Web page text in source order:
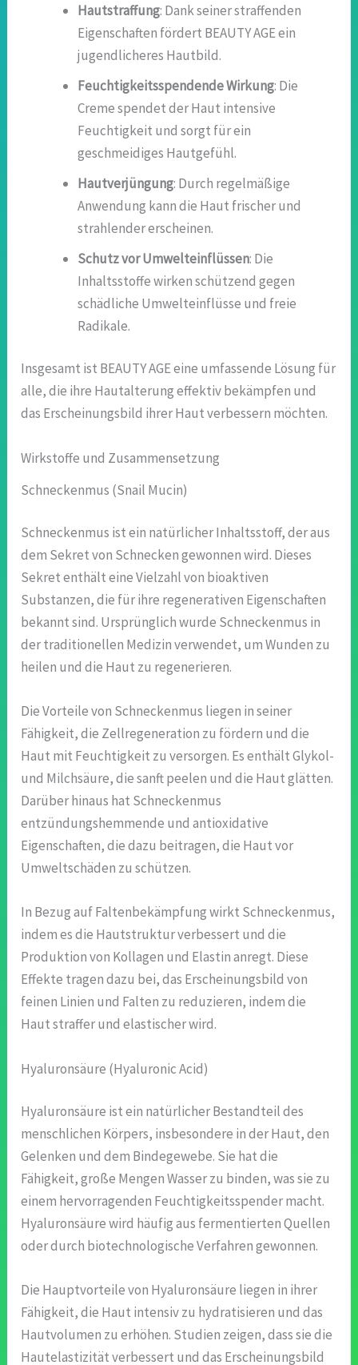
Hautstraffung: Dank seiner straffenden
Eigenschaften fördert BEAUTY AGE ein
jugendlicheres Hautbild.
Feuchtigkeitsspendende Wirkung: Die
Creme spendet der Haut intensive
Feuchtigkeit und sorgt für ein
geschmeidiges Hautgefühl.
Hautverjüngung: Durch regelmäßige
Anwendung kann die Haut frischer und
strahlender erscheinen.
Schutz vor Umwelteinflüssen: Die
Inhaltsstoffe wirken schützend gegen
schädliche Umwelteinflüsse und freie
Radikale.
Insgesamt ist BEAUTY AGE eine umfassende Lösung für
alle, die ihre Hautalterung effektiv bekämpfen und
das Erscheinungsbild ihrer Haut verbessern möchten.
Wirkstoffe und Zusammensetzung
Schneckenmus (Snail Mucin)
Schneckenmus ist ein natürlicher Inhaltsstoff, der aus
dem Sekret von Schnecken gewonnen wird. Dieses
Sekret enthält eine Vielzahl von bioaktiven
Substanzen, die für ihre regenerativen Eigenschaften
bekannt sind. Ursprünglich wurde Schneckenmus in
der traditionellen Medizin verwendet, um Wunden zu
heilen und die Haut zu regenerieren.
Die Vorteile von Schneckenmus liegen in seiner
Fähigkeit, die Zellregeneration zu fördern und die
Haut mit Feuchtigkeit zu versorgen. Es enthält Glykol-
und Milchsäure, die sanft peelen und die Haut glätten.
Darüber hinaus hat Schneckenmus
entzündungshemmende und antioxidative
Eigenschaften, die dazu beitragen, die Haut vor
Umweltschäden zu schützen.
In Bezug auf Faltenbekämpfung wirkt Schneckenmus,
indem es die Hautstruktur verbessert und die
Produktion von Kollagen und Elastin anregt. Diese
Effekte tragen dazu bei, das Erscheinungsbild von
feinen Linien und Falten zu reduzieren, indem die
Haut straffer und elastischer wird.
Hyaluronsäure (Hyaluronic Acid)
Hyaluronsäure ist ein natürlicher Bestandteil des
menschlichen Körpers, insbesondere in der Haut, den
Gelenken und dem Bindegewebe. Sie hat die
Fähigkeit, große Mengen Wasser zu binden, was sie zu
einem hervorragenden Feuchtigkeitsspender macht.
Hyaluronsäure wird häufig aus fermentierten Quellen
oder durch biotechnologische Verfahren gewonnen.
Die Hauptvorteile von Hyaluronsäure liegen in ihrer
Fähigkeit, die Haut intensiv zu hydratisieren und das
Hautvolumen zu erhöhen. Studien zeigen, dass sie die
Hautelastizität verbessert und das Erscheinungsbild